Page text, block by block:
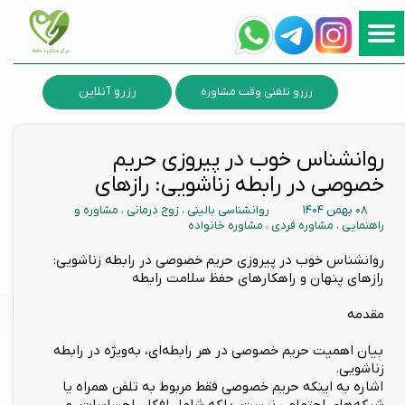
روانشناس خوب در پیروزی حریم
خصوصی در رابطه زناشویی: رازهای
۰۸ بهمن ۱۴۰۴ روانشناسی بالینی ، زوج درمانی ، مشاوره و
راهنمایی ، مشاوره فردی ، مشاوره خانواده
روانشناس خوب در پیروزی حریم خصوصی در رابطه زناشویی:
رازهای پنهان و راهکارهای حفظ سلامت رابطه
مقدمه
بیان اهمیت حریم خصوصی در هر رابطه‌ای، به‌ویژه در رابطه
زناشویی.
اشاره به اینکه حریم خصوصی فقط مربوط به تلفن همراه یا
رزرو تلفنی وقت مشاوره رزرو آنلاین